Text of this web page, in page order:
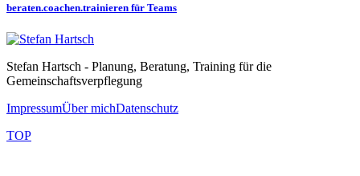
beraten.coachen.trainieren für Teams
Stefan Hartsch - Planung, Beratung, Training für die
Gemeinschaftsverpflegung
ImpressumÜber michDatenschutz
TOP